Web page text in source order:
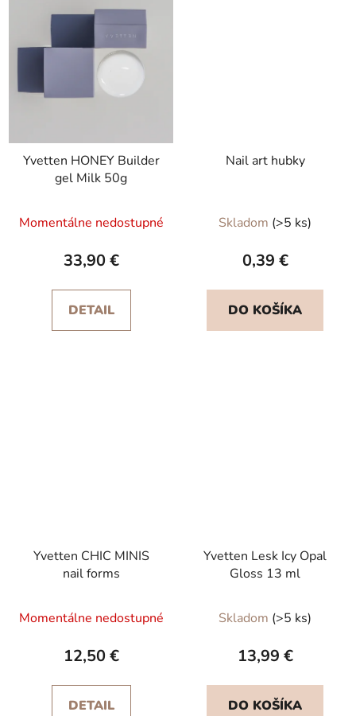
Yvetten HONEY Builder
gel Milk 50g
hodnotenie
produktu
5,0
z
Momentálne nedostupné
33,90 €
DETAIL
Nail art hubky
Skladom (>5 ks)
0,39 €
DO KOŠÍKA
Yvetten CHIC MINIS
nail forms
Momentálne nedostupné
12,50 €
DETAIL
Yvetten Lesk Icy Opal
Gloss 13 ml
Skladom (>5 ks)
13,99 €
DO KOŠÍKA